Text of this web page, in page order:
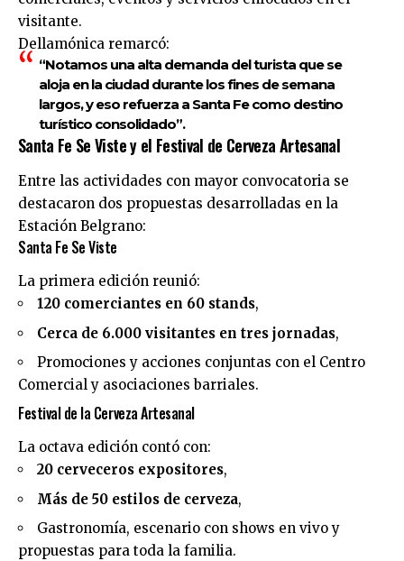
visitante.
Dellamónica remarcó:
“Notamos una alta demanda del turista que se
aloja en la ciudad durante los fines de semana
largos, y eso refuerza a Santa Fe como destino
turístico consolidado”.
Santa Fe Se Viste y el Festival de Cerveza Artesanal
Entre las actividades con mayor convocatoria se
destacaron dos propuestas desarrolladas en la
Estación Belgrano:
Santa Fe Se Viste
La primera edición reunió:
120 comerciantes en 60 stands,
Cerca de 6.000 visitantes en tres jornadas,
Promociones y acciones conjuntas con el Centro
Comercial y asociaciones barriales.
Festival de la Cerveza Artesanal
La octava edición contó con:
20 cerveceros expositores,
Más de 50 estilos de cerveza,
Gastronomía, escenario con shows en vivo y
propuestas para toda la familia.